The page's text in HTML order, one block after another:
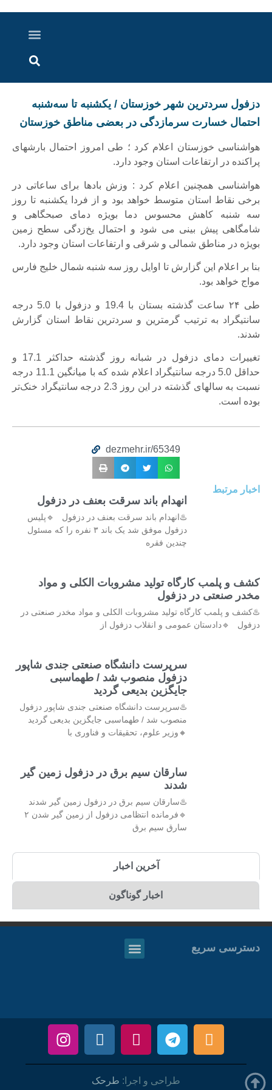
دزفول سردترین شهر خوزستان / یکشنبه تا سه‌شنبه
احتمال خسارت سرمازدگی در بعضی مناطق خوزستان
هواشناسی خوزستان اعلام کرد ؛ طی امروز احتمال بارشهای
پراکنده در ارتفاعات استان وجود دارد.
هواشناسی همچنین اعلام کرد : وزش بادها برای ساعاتی در
برخی نقاط استان متوسط خواهد بود و از فردا یکشنبه تا روز
سه شنبه کاهش محسوس دما بویژه دمای صبحگاهی و
شامگاهی پیش بینی می شود و احتمال یخ‌زدگی سطح زمین
بویژه در مناطق شمالی و شرقی و ارتفاعات استان وجود دارد.
بنا بر اعلام این گزارش تا اوایل روز سه شنبه شمال خلیج فارس
مواج خواهد بود.
طی ۲۴ ساعت گذشته بستان با 19.4 و دزفول با 5.0 درجه
سانتیگراد به ترتیب گرمترین و سردترین نقاط استان گزارش
شدند.
تغییرات دمای دزفول در شبانه روز گذشته حداکثر 17.1 و
حداقل 5.0 درجه سانتیگراد اعلام شده که با میانگین 11.1 درجه
نسبت به سالهای گذشته در این روز 2.3 درجه سانتیگراد خنک‌تر
بوده است.
dezmehr.ir/65349
اخبار مرتبط
انهدام باند سرقت بعنف در دزفول
♨️انهدام باند سرقت بعنف در دزفول 🔹پلیس
دزفول موفق شد یک باند ۳ نفره را که مسئول
چندین فقره
کشف و پلمب کارگاه تولید مشروبات الکلی و مواد
مخدر صنعتی در دزفول
♨️کشف و پلمب کارگاه تولید مشروبات الکلی و مواد مخدر صنعتی در
دزفول 🔹دادستان عمومی و انقلاب دزفول از
سرپرست دانشگاه صنعتی جندی شاپور
دزفول منصوب شد / طهماسبی
جایگزین بدیعی گردید
♨️سرپرست دانشگاه صنعتی جندی شاپور دزفول
منصوب شد / طهماسبی جایگزین بدیعی گردید
🔸وزیر علوم، تحقیقات و فناوری با
سارقان سیم برق در دزفول زمین گیر
شدند
♨️سارقان سیم برق در دزفول زمین گیر شدند
🔹فرمانده انتظامی دزفول از زمین گیر شدن ۲
سارق سیم برق
آخرین اخبار
اخبار گوناگون
دسترسی سریع
طراحی و اجرا: طرحک